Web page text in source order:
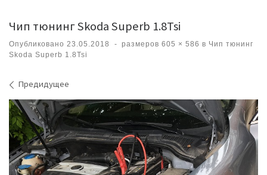
Чип тюнинг Skoda Superb 1.8Tsi
Опубликовано 23.05.2018 - размеров 605 × 586 в Чип тюнинг
Skoda Superb 1.8Tsi
Навигация по изображениям
Предидущее